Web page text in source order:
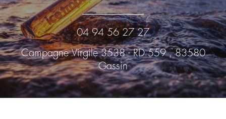
04 94 56 27 27
Campagne Virgile 3538 - RD 559 , 83580
Gassin